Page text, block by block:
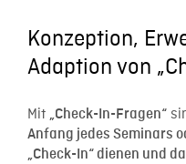
Konzeption,
Adaption von
Mit „Check-In-Fragen“
Anfang jedes Seminars
„Check-In“ dienen und